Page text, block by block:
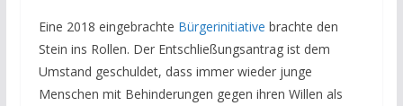
Eine 2018 eingebrachte Bürgerinitiative brachte den
Stein ins Rollen. Der Entschließungsantrag ist dem
Umstand geschuldet, dass immer wieder junge
Menschen mit Behinderungen gegen ihren Willen als